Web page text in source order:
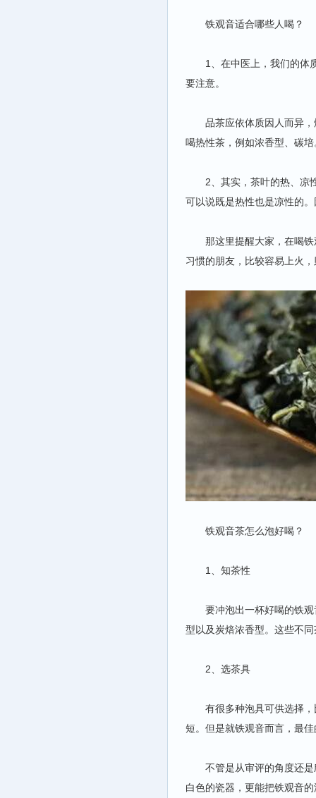
铁观音适合哪些人喝？
1、在中医上，我们的体质
要注意。
品茶应依体质因人而异，
喝热性茶，例如浓香型、碳
2、其实，茶叶的热、凉性
可以说既是热性也是凉性的
那这里提醒大家，在喝铁
习惯的朋友，比较容易上火
铁观音茶怎么泡好喝？
1、知茶性
要冲泡出一杯好喝的铁观
型以及炭焙浓香型。这些不
2、选茶具
有很多种泡具可供选择，
短。但是就铁观音而言，最
不管是从审评的角度还是
白色的瓷器，更能把铁观音